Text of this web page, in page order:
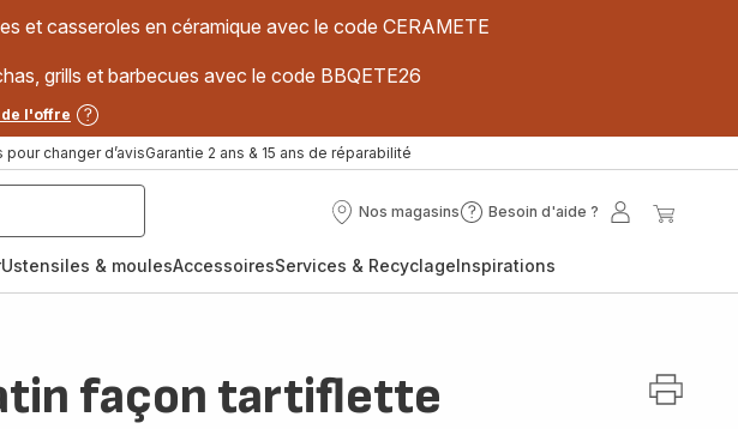
et casseroles en céramique avec le code CERAMETE
grills et barbecues avec le code BBQETE26
l'offre
pour changer d’avisGarantie 2 ans & 15 ans de réparabilité
Nos magasins
Nos
Besoin d'aide ?
Besoin
?
Mon
Ustensiles & moulesAccessoiresServices & RecyclageInspirations
façon tartiflette